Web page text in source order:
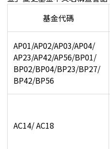
基金代碼
AP01/AP02/AP03/AP04/
AP23/AP42/AP56/BP01/
BP02/BP04/BP23/BP27/
BP42/BP56
AC14/AC18